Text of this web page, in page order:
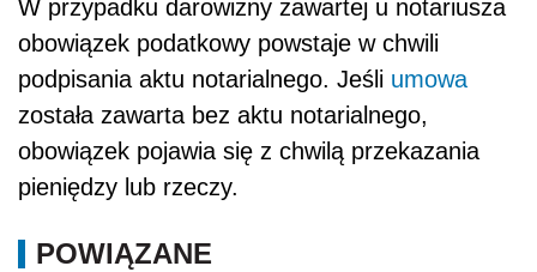
W przypadku darowizny zawartej u notariusza
obowiązek podatkowy powstaje w chwili
podpisania aktu notarialnego. Jeśli umowa
została zawarta bez aktu notarialnego,
obowiązek pojawia się z chwilą przekazania
pieniędzy lub rzeczy.
POWIĄZANE